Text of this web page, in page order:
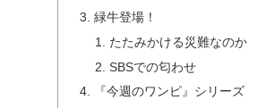
緑牛登場！
たたみかける災難なのか
SBSでの匂わせ
『今週のワンピ』シリーズ